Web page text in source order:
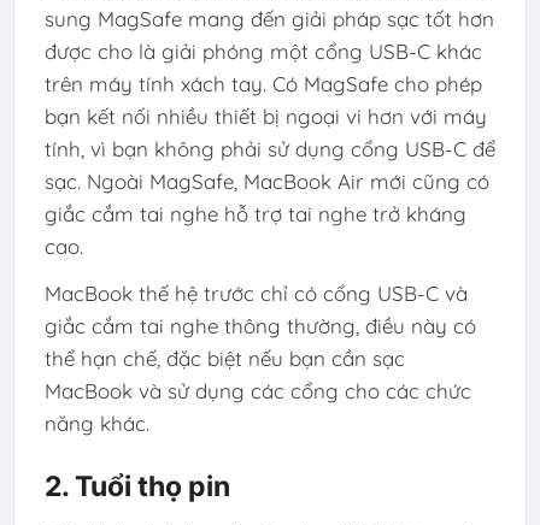
sung MagSafe mang đến giải pháp sạc tốt hơn
được cho là giải phóng một cổng USB-C khác
trên máy tính xách tay. Có MagSafe cho phép
bạn kết nối nhiều thiết bị ngoại vi hơn với máy
tính, vì bạn không phải sử dụng cổng USB-C để
sạc. Ngoài MagSafe, MacBook Air mới cũng có
giắc cắm tai nghe hỗ trợ tai nghe trở kháng
cao.
MacBook thế hệ trước chỉ có cổng USB-C và
giắc cắm tai nghe thông thường, điều này có
thể hạn chế, đặc biệt nếu bạn cần sạc
MacBook và sử dụng các cổng cho các chức
năng khác.
2. Tuổi thọ pin